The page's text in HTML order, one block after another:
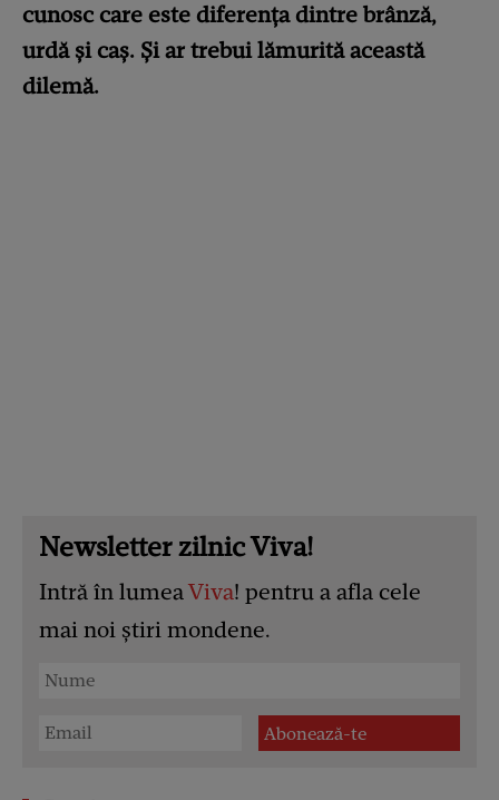
cunosc care este diferenţa dintre brânză,
urdă şi caş. Și ar trebui lămurită această
dilemă.
Newsletter zilnic Viva!
Intră în lumeaViva! pentru a afla cele
mai noi știri mondene.